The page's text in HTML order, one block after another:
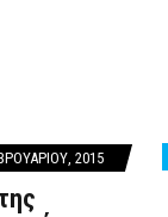
2015